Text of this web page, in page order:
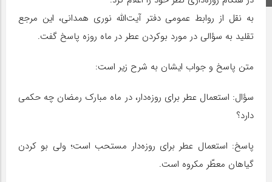
به نقل از روابط عمومی دفتر آیت‌الله نوری همدانی، این مرجع
تقلید به سؤالی در مورد بوکردن عطر در ماه روزه پاسخ گفت.
متن پاسخ و جواب ایشان به شرح زیر است:
سؤال: استعمال عطر برای روزه‌دار، در ماه مبارک رمضان چه حکمی
دارد؟
پاسخ: استعمال عطر برای روزه‌دار مستحب است؛ ولی بو کردن
گیاهان معطّر مکروه است.